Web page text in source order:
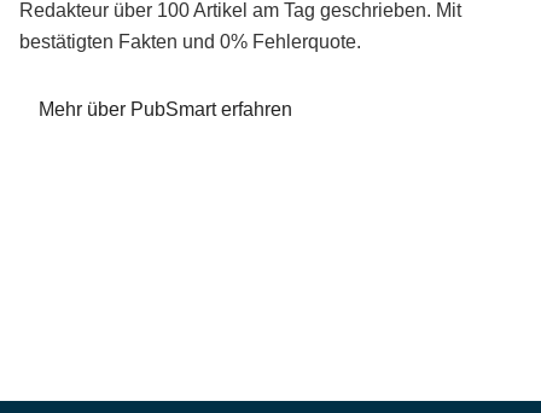
Redakteur über 100 Artikel am Tag geschrieben. Mit
bestätigten Fakten und 0% Fehlerquote.
Mehr über PubSmart erfahren